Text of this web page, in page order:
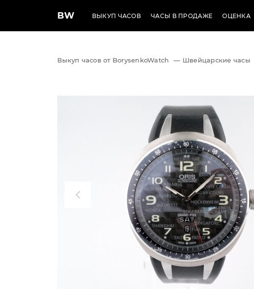
BW ВЫКУП ЧАСОВ ЧАСЫ В ПРОДАЖЕ ОЦЕНКА
Выкуп часов от BorysenkoWatch — Швейцарские часы